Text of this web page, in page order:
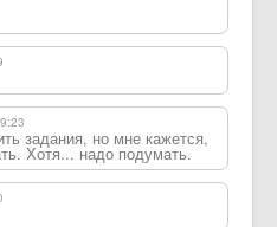
задания, но мне кажется,
Хотя... надо подумать.